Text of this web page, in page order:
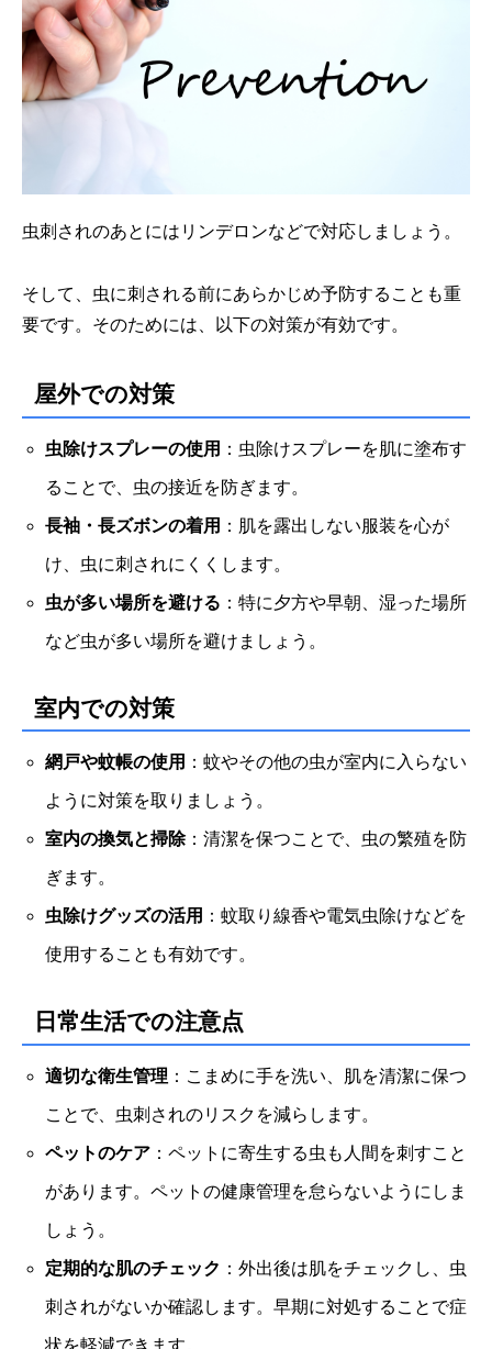
虫刺されのあとにはリンデロンなどで対応しましょう。
そして、虫に刺される前にあらかじめ予防することも重
要です。そのためには、以下の対策が有効です。
屋外での対策
虫除けスプレーの使用 ：虫除けスプレーを肌に塗布す
ることで、虫の接近を防ぎます。
長袖・長ズボンの着用 ：肌を露出しない服装を心が
け、虫に刺されにくくします。
虫が多い場所を避ける ：特に夕方や早朝、湿った場所
など虫が多い場所を避けましょう。
室内での対策
網戸や蚊帳の使用 ：蚊やその他の虫が室内に入らない
ように対策を取りましょう。
室内の換気と掃除：清潔を保つことで、虫の繁殖を防
ぎます。
虫除けグッズの活用 ：蚊取り線香や電気虫除けなどを
使用することも有効です。
日常生活での注意点
適切な衛生管理 ：こまめに手を洗い、肌を清潔に保つ
ことで、虫刺されのリスクを減らします。
ペットのケア：ペットに寄生する虫も人間を刺すこと
があります。ペットの健康管理を怠らないようにしま
しょう。
定期的な肌のチェック ：外出後は肌をチェックし、虫
刺されがないか確認します。早期に対処することで症
状を軽減できます。